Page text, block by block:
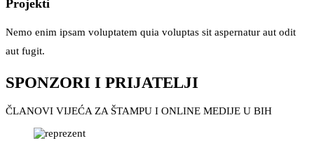
Projekti
Nemo enim ipsam voluptatem quia voluptas sit aspernatur aut odit
aut fugit.
SPONZORI I PRIJATELJI
ČLANOVI VIJEĆA ZA ŠTAMPU I ONLINE MEDIJE U BIH